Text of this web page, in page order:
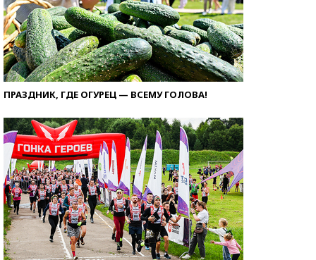
ПРАЗДНИК, ГДЕ ОГУРЕЦ — ВСЕМУ ГОЛОВА!